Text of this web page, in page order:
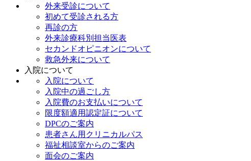
外来受診について
初めて受診される方
再診の方
外来診療科別担当医表
セカンドオピニオンについて
救急外来について
入院について
入院について
入院中の過ごし方
入院費のお支払いについて
限度額適用認定証について
DPCのご案内
患者さん用クリニカルパス
福祉相談室からのご案内
面会のご案内